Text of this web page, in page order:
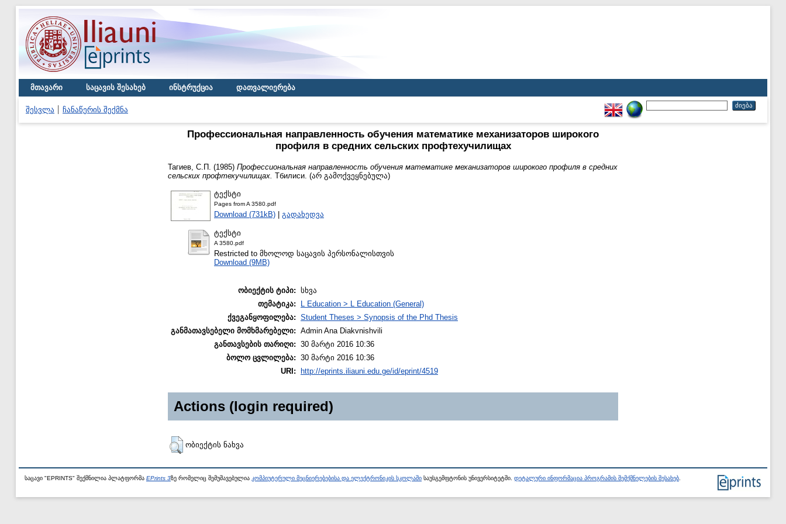
მთავარი საცავის შესახებ ინსტრუქცია დათვალიერება
შესვლა ჩანაწერის შექმნა
Профессиональная направленность обучения математике механизаторов широкого
профиля в средних сельских профтехучилищах
Тагиев, С.П. (1985) Профессиональная направленность обучения математике механизаторов широкого профиля в средних
сельских профтехучилищах. Тбилиси. (არ გამოქვეყნებულა)
ტექსტი
Pages from A 3580.pdf
Download (731kB) | გადახედვა
ტექსტი
A 3580.pdf
Restricted to მხოლოდ საცავის პერსონალისთვის
Download (9MB)
ობიექტის ტიპი: სხვა
თემატიკა:
L Education > L Education (General)
ქვეგანყოფილება: Student Theses > Synopsis of the Phd Thesis
განმათავსებელი მომხმარებელი: Admin Ana Diakvnishvili
განთავსების თარიღი: 30 მარტი 2016 10:36
ბოლო ცვლილება: 30 მარტი 2016 10:36
URI:
http://eprints.iliauni.edu.ge/id/eprint/4519
Actions (login required)
ობიექტის ნახვა
საცავი "EPRINTS" შექმნილია პლატფორმა EPrints 3ზე რომელიც შემუშავებულია კომპიუტერული მეცნიერებებისა და ელექტრონიკის სკოლაში საუსგემფტონის უნივერსიტეტში. დეტალური ინფორმაცია პროგრამის შემქმნელების შესახებ.